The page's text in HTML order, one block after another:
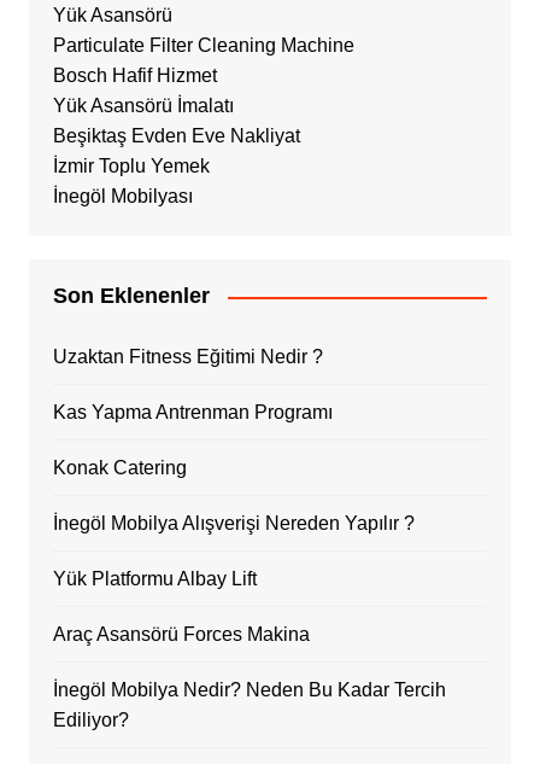
Yük Asansörü
Particulate Filter Cleaning Machine
Bosch Hafif Hizmet
Yük Asansörü İmalatı
Beşiktaş Evden Eve Nakliyat
İzmir Toplu Yemek
İnegöl Mobilyası
Son Eklenenler
Uzaktan Fitness Eğitimi Nedir ?
Kas Yapma Antrenman Programı
Konak Catering
İnegöl Mobilya Alışverişi Nereden Yapılır ?
Yük Platformu Albay Lift
Araç Asansörü Forces Makina
İnegöl Mobilya Nedir? Neden Bu Kadar Tercih
Ediliyor?